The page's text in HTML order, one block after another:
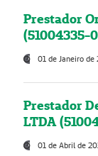
Prestador
(51004335-
01 de Janeiro de
Prestador
LTDA
01 de Abril de